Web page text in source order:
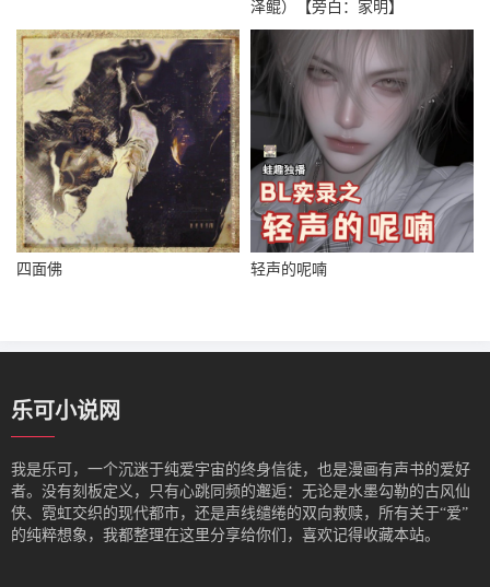
泽鲲）【旁白：家明】
四面佛 轻声的呢喃
乐可小说网
我是‌乐可，一个沉迷于纯爱宇宙的终身信徒，也是漫画有声书的爱好
者。没有刻板定义，只有心跳同频的邂逅：无论是水墨勾勒的古风仙
侠、霓虹交织的现代都市，还是声线缱绻的双向救赎，所有关于“爱”
的纯粹想象，我都整理在这里分享给你们，喜欢记得收藏本站。